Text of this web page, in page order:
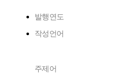
발행연도
작성언어
주제어